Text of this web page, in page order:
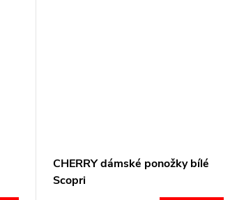
CHERRY dámské ponožky bílé
Scopri